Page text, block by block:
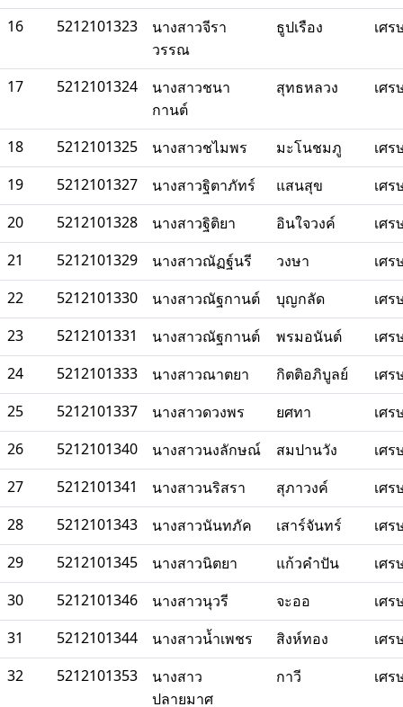
16 5212101323
นางสาวจีรา
วรรณ
ธูปเรือง เศ
17 5212101324
นางสาวชนา
กานต์
สุทธหลวง เศ
18 5212101325 นางสาวชไมพร มะโนชมภู
เศ
19
5212101327 นางสาวฐิตาภัทร์ แสนสุข
เศ
20
5212101328 นางสาวฐิติยา อินใจวงค์
เศ
21
5212101329 นางสาวณัฏฐ์นรี วงษา
เศ
22
5212101330 นางสาวณัฐกานต์ บุญกลัด
เศ
23
5212101331 นางสาวณัฐกานต์ พรมอนันต์
เศ
24
5212101333 นางสาวณาตยา กิตติอภิบูลย์
เศ
25
5212101337 นางสาวดวงพร ยศทา
เศ
26
5212101340 นางสาวนงลักษณ์ สมปานวัง
เศ
27
5212101341 นางสาวนริสรา สุภาวงค์
เศ
28
5212101343 นางสาวนันทภัค เสาร์จันทร์
เศ
29
5212101345 นางสาวนิตยา แก้วคำปัน
เศ
30
5212101346 นางสาวนุวรี จะออ
เศ
31
5212101344 นางสาวน้ำเพชร สิงห์ทอง
เศ
32
5212101353
นางสาว
ปลายมาศ
กาวี เศ